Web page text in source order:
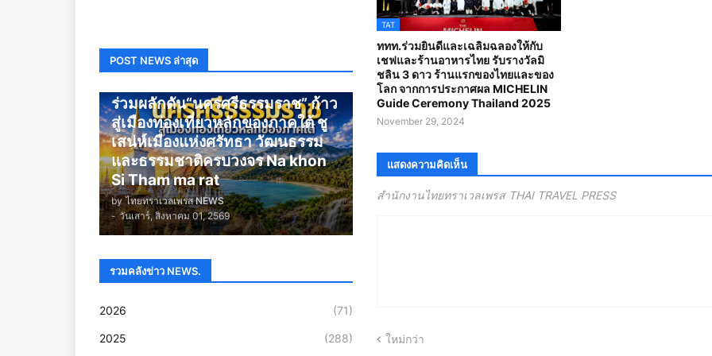
TAT
ททท.ร่วมยินดีและเฉลิมฉลองให้กับ
เชฟและร้านอาหารไทย รับรางวัลมิ
ชลิน 3 ดาว ร้านแรกของไทยและของ
โลก จากการประกาศผล MICHELIN
Guide Ceremony Thailand 2025
November 29, 2024
แสดงความคิดเห็น
สำนักงานไทยทราเวลเพรส THAI TRAVEL PRESS
ใหม่กว่า
POST NEWS ล่าสุด
ร่วมผลักดัน“นครศรีธรรมราช” ก้าว
สู่เมืองท่องเที่ยวหลักของภาคใต้ ชู
เสน่ห์เมืองแห่งศรัทธา วัฒนธรรม
และธรรมชาติครบวงจร Na khon
Si Tham ma rat
by ไทยทราเวลเพรส NEWS
- วันเสาร์, สิงหาคม 01, 2569
รวมคลังข่าว NEWS.
2026 (71)
2025 (288)